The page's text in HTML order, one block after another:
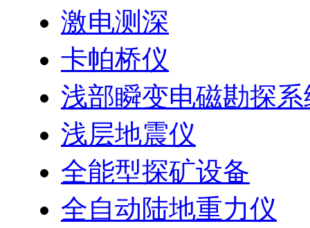
激电测深
卡帕桥仪
浅部瞬变电磁勘探系
浅层地震仪
全能型探矿设备
全自动陆地重力仪